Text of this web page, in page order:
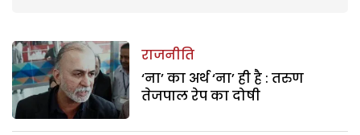
राजनीति
‘ना’ का अर्थ ‘ना’ ही है : तरुण
तेजपाल रेप का दोषी